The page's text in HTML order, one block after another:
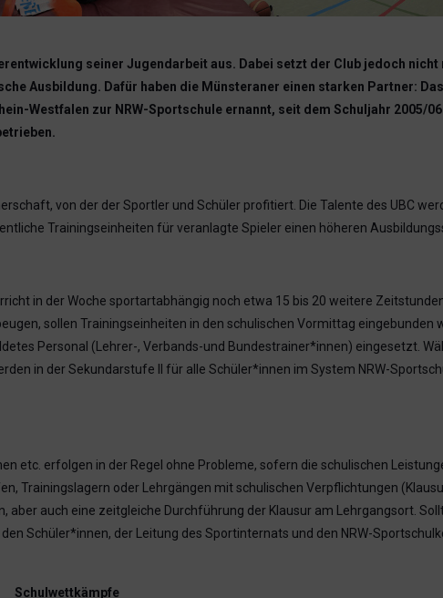
seiner Jugendarbeit aus. Dabei setzt der Club jedoch
Ausbildung. Dafür haben die Münsteraner einen starken Partner:
Westfalen zur NRW-Sportschule ernannt, seit dem Schuljahr
von der der Sportler und Schüler profitiert. Die Talente des UBC
Trainingseinheiten für veranlagte Spieler einen höheren
in der Woche sportartabhängig noch etwa 15 bis 20 weitere
sollen Trainingseinheiten in den schulischen Vormittag
Personal (Lehrer-, Verbands-und Bundestrainer*innen) eingesetzt.
in der Sekundarstufe II für alle Schüler*innen im System NRW-
etc. erfolgen in der Regel ohne Probleme, sofern die schulischen
Trainingslagern oder Lehrgängen mit schulischen Verpflichtungen
aber auch eine zeitgleiche Durchführung der Klausur am Lehrgangsort.
Schüler*innen, der Leitung des Sportinternats und den NRW-
Schulwettkämpfe